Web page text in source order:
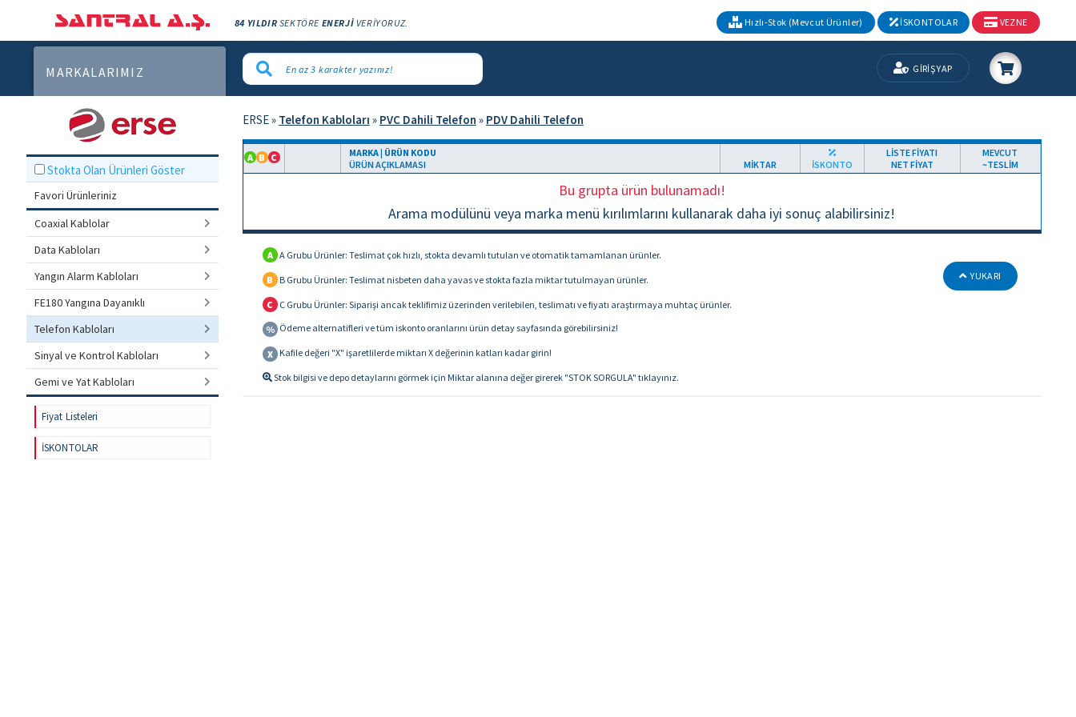
84 YILDIR SEKTÖRE ENERJİ VERİYORUZ. Hızlı-Stok (Mevcut Ürünler) İSKONTOLAR VEZNE
MARKALARIMIZ GİRİŞ YAP
Stokta Olan Ürünleri Göster
Favori Ürünleriniz
Coaxial Kablolar
Data Kabloları
Yangın Alarm Kabloları
FE180 Yangına Dayanıklı
Telefon Kabloları
Sinyal ve Kontrol Kabloları
Gemi ve Yat Kabloları
Fiyat Listeleri
İSKONTOLAR
ERSE» Telefon Kabloları » PVC Dahili Telefon » PDV Dahili Telefon
A B C
MARKA | ÜRÜN KODU
ÜRÜN AÇIKLAMASI
MİKTAR İSKONTO
LİSTE FİYATI
NET FİYAT
MEVCUT
~TESLİM
Bu grupta ürün bulunamadı!
Arama modülünü veya marka menü kırılımlarını kullanarak daha iyi sonuç alabilirsiniz!
A A Grubu Ürünler: Teslimat çok hızlı, stokta devamlı tutulan ve otomatik tamamlanan ürünler.
B B Grubu Ürünler: Teslimat nisbeten daha yavas ve stokta fazla miktar tutulmayan ürünler.
C C Grubu Ürünler: Siparişi ancak teklifimiz üzerinden verilebilen, teslimatı ve fiyatı araştırmaya muhtaç ürünler.
% Ödeme alternatifleri ve tüm iskonto oranlarını ürün detay sayfasında görebilirsiniz!
X Kafile değeri "X" işaretlilerde miktarı X değerinin katları kadar girin!
Stok bilgisi ve depo detaylarını görmek için Miktar alanına değer girerek "STOK SORGULA" tıklayınız.
YUKARI